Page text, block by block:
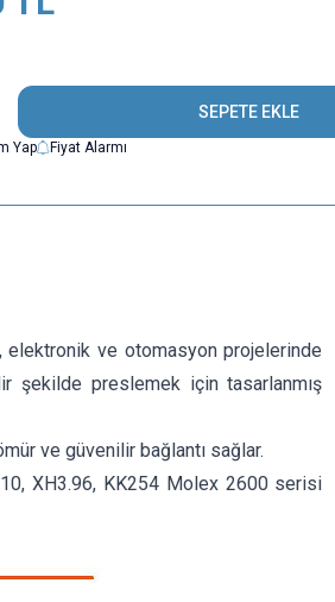
SEPETE EKLE
Yap Fiyat Alarmı
ve otomasyon projelerinde
şekilde preslemek için tasarlanmış
ve güvenilir bağlantı sağlar.
XH3.96, KK254 Molex 2600 serisi